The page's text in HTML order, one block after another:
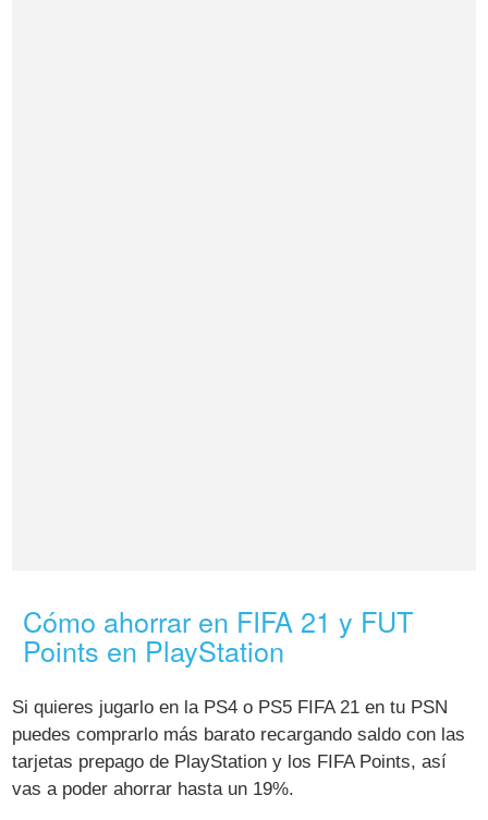
Cómo ahorrar en FIFA 21 y FUT
Points en PlayStation
Si quieres jugarlo en la PS4 o PS5 FIFA 21 en tu PSN
puedes comprarlo más barato recargando saldo con las
tarjetas prepago de PlayStation y los FIFA Points, así
vas a poder ahorrar hasta un 19%.